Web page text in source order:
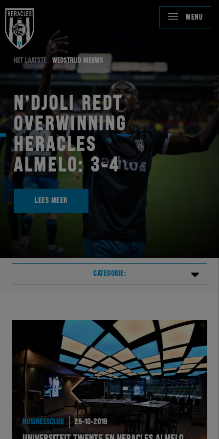
MENU
HET LAATSTE WEDSTRIJD NIEUWS
N’DJOLI REDT
OVERWINNING
HERACLES
ALMELO: 3-4
LEES MEER
CATEGORIE:
TELHER
HEREXC
EXCHER
BUSINESSCLUB 25-10-2019